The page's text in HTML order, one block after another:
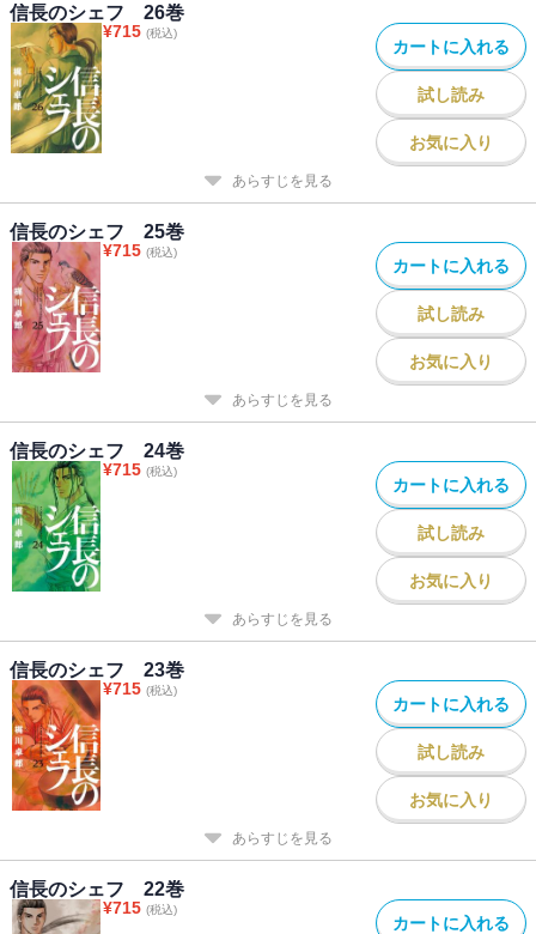
信長のシェフ 26巻
¥715 (税込)
カートに入れる
試し読み
お気に入り
あらすじを見る
信長のシェフ 25巻
¥715 (税込)
カートに入れる
試し読み
お気に入り
あらすじを見る
信長のシェフ 24巻
¥715 (税込)
カートに入れる
試し読み
お気に入り
あらすじを見る
信長のシェフ 23巻
¥715 (税込)
カートに入れる
試し読み
お気に入り
あらすじを見る
信長のシェフ 22巻
¥715 (税込)
カートに入れる